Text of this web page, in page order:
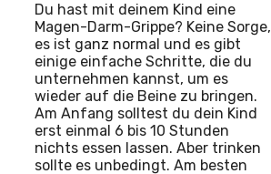
Du hast mit deinem Kind eine
Magen-Darm-Grippe? Keine Sorge,
es ist ganz normal und es gibt
einige einfache Schritte, die du
unternehmen kannst, um es
wieder auf die Beine zu bringen.
Am Anfang solltest du dein Kind
erst einmal 6 bis 10 Stunden
nichts essen lassen. Aber trinken
sollte es unbedingt. Am besten